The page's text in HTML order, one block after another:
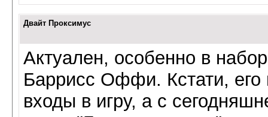
Двайт Проксимус
Актуален, особенно в
Баррисс Оффи. Кстати, его
входы в игру, а с